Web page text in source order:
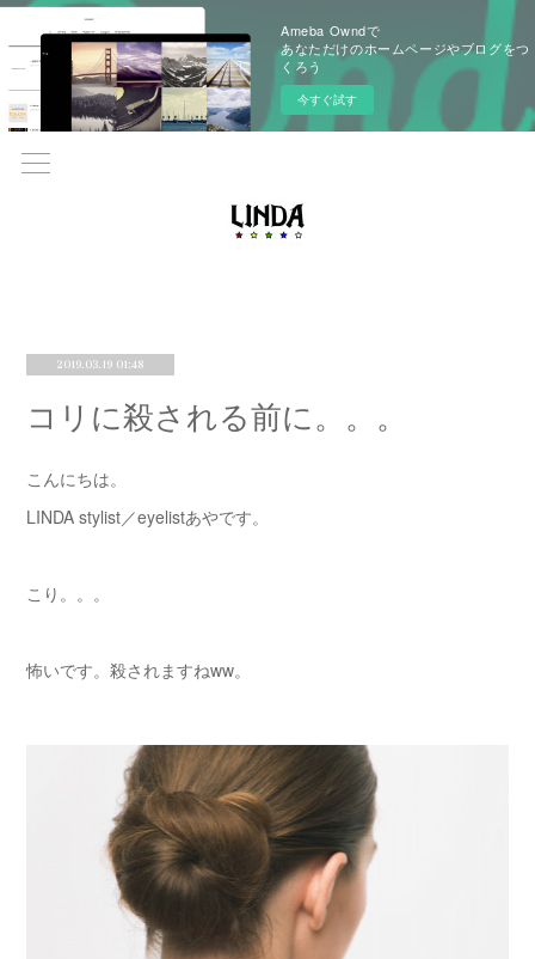
Ameba Owndで
あなただけのホームページやブログをつ
くろう
今すぐ試す
2019.03.19 01:48
コリに殺される前に。。。
こんにちは。
LINDA stylist／eyelistあやです。
こり。。。
怖いです。殺されますねww。